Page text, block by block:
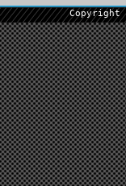
Copyright